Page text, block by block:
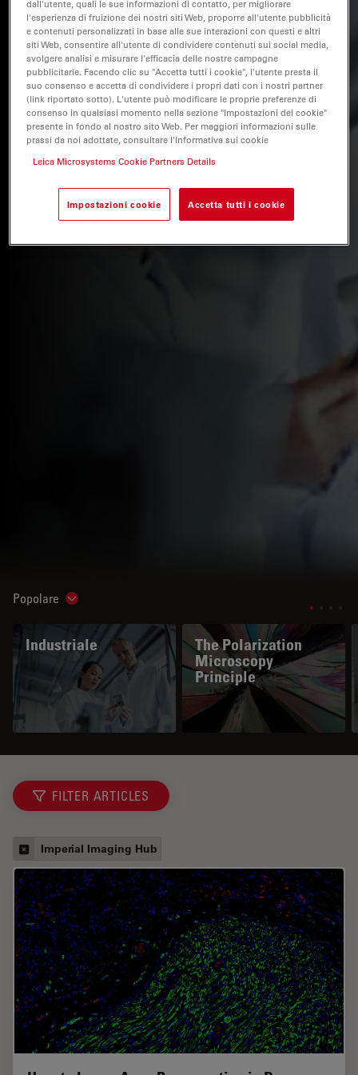
Popolare Show subnavigation
Industriale
The Polarization
Microscopy
Principle
FILTER ARTICLES
Imperial Imaging Hub
dall'utente, quali le sue informazioni di contatto, per migliorare
l'esperienza di fruizione dei nostri siti Web, proporre all'utente pubblicità
e contenuti personalizzati in base alle sue interazioni con questi e altri
siti Web, consentire all'utente di condividere contenuti sui social media,
svolgere analisi e misurare l'efficacia delle nostre campagne
pubblicitarie. Facendo clic su "Accetta tutti i cookie", l'utente presta il
suo consenso e accetta di condividere i propri dati con i nostri partner
(link riportato sotto). L'utente può modificare le proprie preferenze di
consenso in qualsiasi momento nella sezione "Impostazioni dei cookie"
presente in fondo al nostro sito Web. Per maggiori informazioni sulle
prassi da noi adottate, consultare l'Informativa sui cookie
Leica Microsystems Cookie Partners Details
Impostazioni cookie Accetta tutti i cookie